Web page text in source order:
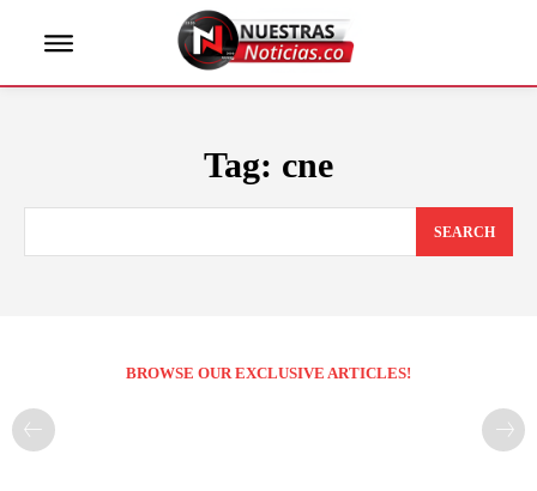
Tag: cne
SEARCH
BROWSE OUR EXCLUSIVE ARTICLES!